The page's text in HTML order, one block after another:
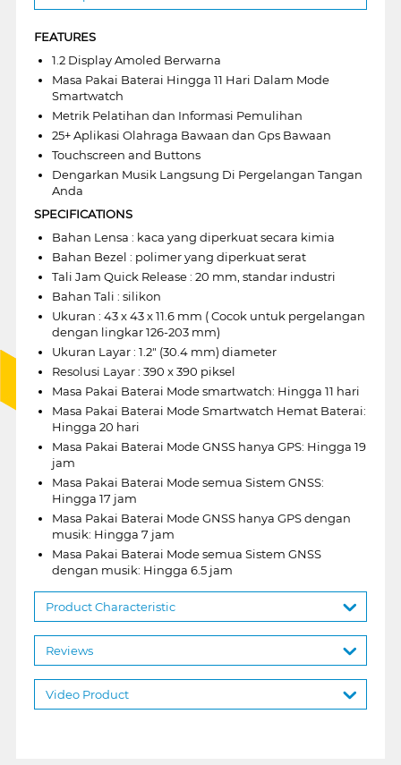
FEATURES
1.2 Display Amoled Berwarna
Masa Pakai Baterai Hingga 11 Hari Dalam Mode
Smartwatch
Metrik Pelatihan dan Informasi Pemulihan
25+ Aplikasi Olahraga Bawaan dan Gps Bawaan
Touchscreen and Buttons
Dengarkan Musik Langsung Di Pergelangan Tangan
Anda
SPECIFICATIONS
Bahan Lensa : kaca yang diperkuat secara kimia
Bahan Bezel : polimer yang diperkuat serat
Tali Jam Quick Release : 20 mm, standar industri
Bahan Tali : silikon
Ukuran : 43 x 43 x 11.6 mm ( Cocok untuk pergelangan
dengan lingkar 126-203 mm)
Ukuran Layar : 1.2" (30.4 mm) diameter
Resolusi Layar : 390 x 390 piksel
Masa Pakai Baterai Mode smartwatch: Hingga 11 hari
Masa Pakai Baterai Mode Smartwatch Hemat Baterai:
Hingga 20 hari
Masa Pakai Baterai Mode GNSS hanya GPS: Hingga 19
jam
Masa Pakai Baterai Mode semua Sistem GNSS:
Hingga 17 jam
Masa Pakai Baterai Mode GNSS hanya GPS dengan
musik: Hingga 7 jam
Masa Pakai Baterai Mode semua Sistem GNSS
dengan musik: Hingga 6.5 jam
Product Characteristic
Reviews
Video Product